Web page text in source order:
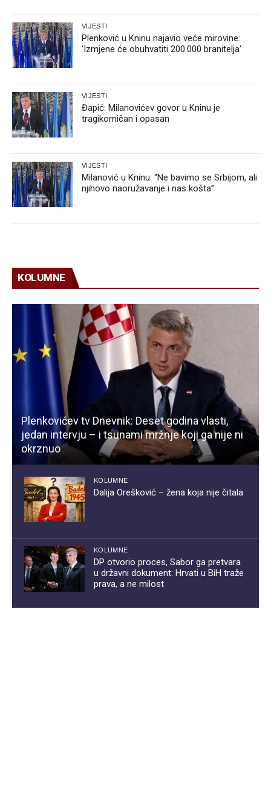
VIJESTI
Plenković u Kninu najavio veće mirovine:
‘Izmjene će obuhvatiti 200.000 branitelja‘
VIJESTI
Đapić: Milanovićev govor u Kninu je
tragikomičan i opasan
VIJESTI
Milanović u Kninu: “Ne bavimo se Srbijom, ali
njihovo naoružavanje i nas košta”
KOLUMNE
Plenkovićev tv Dnevnik: Deset godina vlasti,
jedan intervju – i tsunami mržnje koji ga nije ni
okrznuo
KOLUMNE
Dalija Orešković – žena koja nije čitala
KOLUMNE
DP otvorio proces, Sabor ga pretvara
u državni dokument: Hrvati u BiH traže
prava, a ne milost